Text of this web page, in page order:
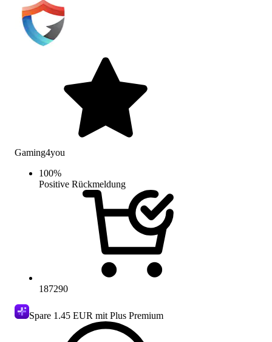
Gaming4you
100%
Positive Rückmeldung
187290
Spare 1.45 EUR mit Plus Premium